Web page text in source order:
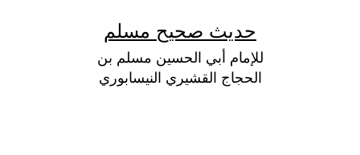
حديث صحيح مسلم
للإمام أبي الحسين مسلم بن
الحجاج القشيري النيسابوري